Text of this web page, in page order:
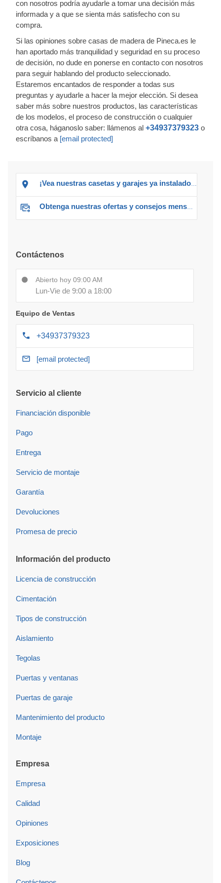
con nosotros podría ayudarle a tomar una decisión más
informada y a que se sienta más satisfecho con su
compra.
Si las opiniones sobre casas de madera de Pineca.es le
han aportado más tranquilidad y seguridad en su proceso
de decisión, no dude en ponerse en contacto con nosotros
para seguir hablando del producto seleccionado.
Estaremos encantados de responder a todas sus
preguntas y ayudarle a hacer la mejor elección. Si desea
saber más sobre nuestros productos, las características
de los modelos, el proceso de construcción o cualquier
otra cosa, háganoslo saber: llámenos al +34937379323 o
escríbanos a [email protected]
¡Vea nuestras casetas y garajes ya instalados!
Obtenga nuestras ofertas y consejos mensuales
Contáctenos
Abierto hoy 09:00 AM
Lun-Vie de 9:00 a 18:00
Equipo de Ventas
+34937379323
[email protected]
Servicio al cliente
Financiación disponible
Pago
Entrega
Servicio de montaje
Garantía
Devoluciones
Promesa de precio
Información del producto
Licencia de construcción
Cimentación
Tipos de construcción
Aislamiento
Tegolas
Puertas y ventanas
Puertas de garaje
Mantenimiento del producto
Montaje
Empresa
Empresa
Calidad
Opiniones
Exposiciones
Blog